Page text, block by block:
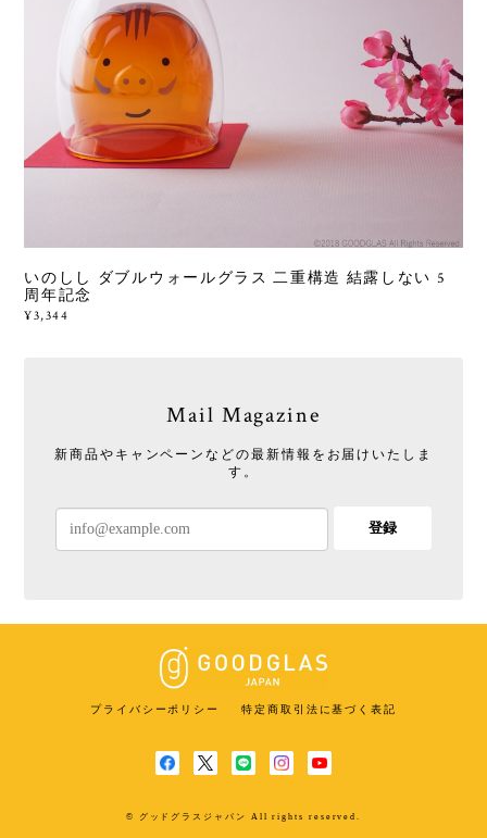
いのしし ダブルウォールグラス 二重構造 結露しない 5
周年記念
¥3,344
Mail Magazine
新商品やキャンペーンなどの最新情報をお届けいたしま
す。
登録
プライバシーポリシー 特定商取引法に基づく表記
© グッドグラスジャパン All rights reserved.